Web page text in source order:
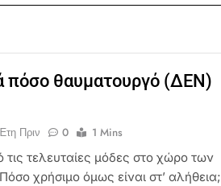
πόσο θαυματουργό (ΔΕΝ)
Πριν 0
1 Mins
τις τελευταίες μόδες στο χώρο των
χρήσιμο όμως είναι στ’ αλήθεια;